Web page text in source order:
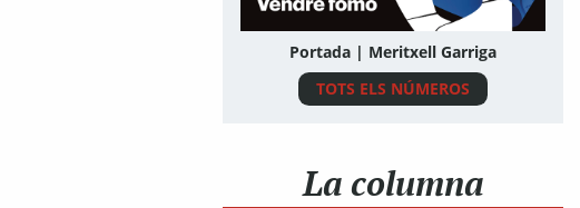
Portada | Meritxell Garriga
TOTS ELS NÚMEROS
La columna